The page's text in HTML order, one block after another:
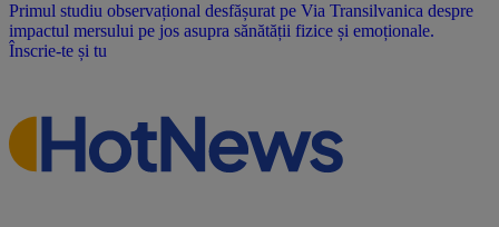
Primul studiu observațional desfășurat pe Via Transilvanica despre
impactul mersului pe jos asupra sănătății fizice și emoționale.
Înscrie-te și tu